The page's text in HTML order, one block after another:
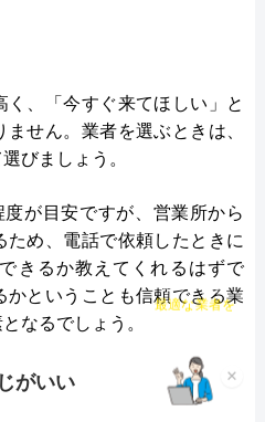
績数があり、また最短5分
最短30分でスピード駆け付
には頼りになる業者でしょ
ですし、出張・キャンセル
、まずはサイトを覗いてみ
、「今すぐ来てほしい」と
せん。業者を選ぶときは、
びましょう。
が目安ですが、営業所から
ため、電話で依頼したときに
きるか教えてくれるはずで
かということも信頼できる業
なるでしょう。
がいい ×
チャット診断で
最適な業者を